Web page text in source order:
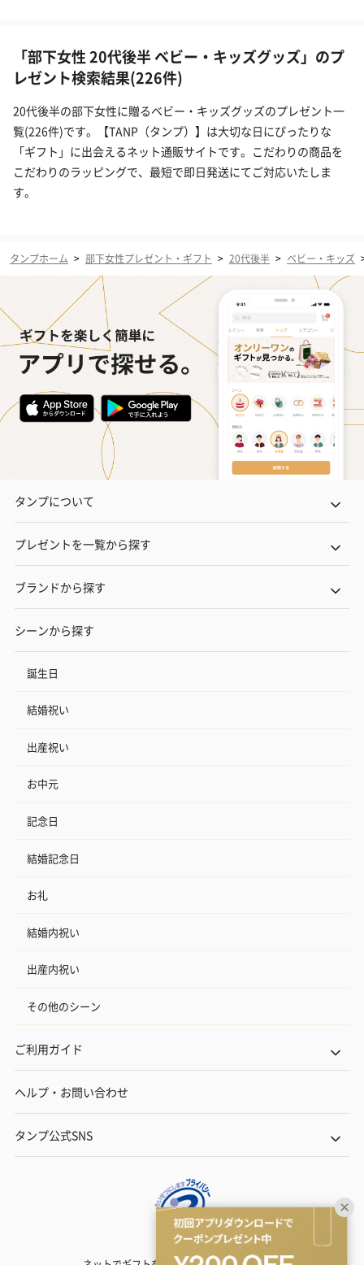
「部下女性 20代後半 ベビー・キッズグッズ」のプ
レゼント検索結果(226件)
20代後半の部下女性に贈るベビー・キッズグッズのプレゼント一
覧(226件)です。【TANP（タンプ）】は大切な日にぴったりな
「ギフト」に出会えるネット通販サイトです。こだわりの商品を
こだわりのラッピングで、最短で即日発送にてご対応いたしま
す。
タンプホーム > 部下女性プレゼント・ギフト > 20代後半 > ベビー・キッズ
タンプについて
プレゼントを一覧から探す
ブランドから探す
シーンから探す
誕生日
結婚祝い
出産祝い
お中元
記念日
結婚記念日
お礼
結婚内祝い
出産内祝い
その他のシーン
ご利用ガイド
ヘルプ・お問い合わせ
タンプ公式SNS